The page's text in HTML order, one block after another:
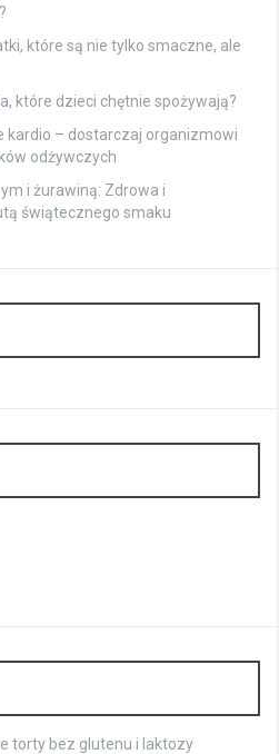
które są nie tylko smaczne, ale
które dzieci chętnie spożywają?
kardio – dostarczaj organizmowi
odżywczych
i żurawiną: Zdrowa i
świątecznego smaku
torty bez glutenu i laktozy